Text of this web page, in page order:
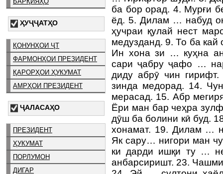
ҲУҶҶАТҲО
ҚОНУНҲОИ ҶТ
ФАРМОНҲОИ ПРЕЗИДЕНТ
ҚАРОРҲОИ ҲУКУМАТ
АМРҲОИ ПРЕЗИДЕНТ
ҶАЛАСАҲО
ПРЕЗИДЕНТ
ҲУКУМАТ
ПОРЛУМОН
ДИГАР
ба бор орад. 4. Мурғи
ёд. 5. Дилам … набуд
ҳучраи қулай нест
медузданд. 9. То ба
Ин хона зи … куҳна
сари ҷабру ҷафо …
диду абрӯ чин
зинда медорад. 14.
мерасад. 15. Абр
Ёри ман бар чеҳра
дӯш ба болини кӣ буд.
хонамат. 19. Дилам …
Як сару… нигори ман
ки дарди ишқи ту …
анбарсиришт. 23.